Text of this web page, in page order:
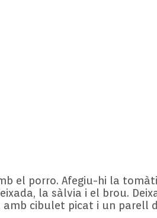
el porro. Afegiu-hi la
la sàlvia i el brou.
cibulet picat i un parell